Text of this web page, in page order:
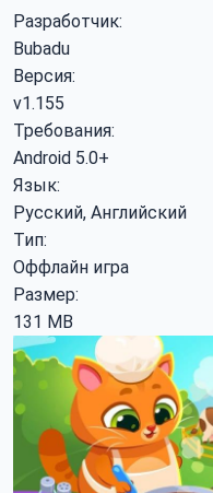
Разработчик:
Bubadu
Версия:
v1.155
Требования:
Android 5.0+
Язык:
Русский, Английский
Тип:
Оффлайн игра
Размер:
131 MB